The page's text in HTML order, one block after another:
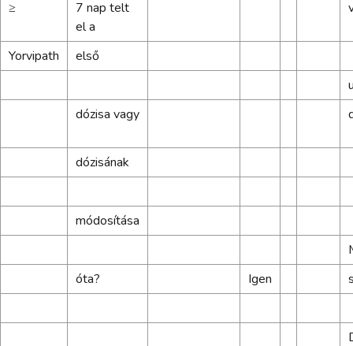
≥
7 nap telt
el a
Yorvipath
első
dózisa vagy
dózisának
módosítása
óta?
Igen